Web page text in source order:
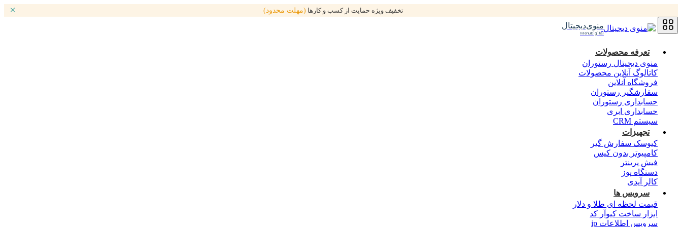
تخفیف ویژه حمایت از کسب و کارها (مهلت محدود)
منوی‌دیجیتال
MenuDigital
تعرفه محصولات
منوی دیجیتال رستوران
کاتالوگ آنلاین محصولات
فروشگاه آنلاین
سفارشگیر رستوران
حسابداری رستوران
حسابداری ابری
سیستم CRM
تجهیزات
کیوسک سفارش گیر
کامپیوتر بدون کیس
فیش پرینتر
دستگاه پوز
کالر آیدی
سرویس ها
قیمت لحظه ای طلا و دلار
ابزار ساخت کیوآر کد
سرویس اطلاعات ip